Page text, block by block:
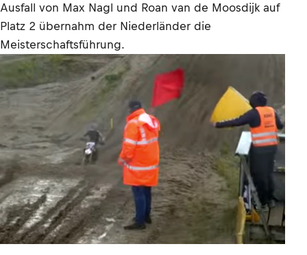
Ausfall von Max Nagl und Roan van de Moosdijk auf
Platz 2 übernahm der Niederländer die
Meisterschaftsführung.